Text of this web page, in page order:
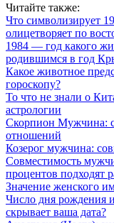
Читайте также:
Что символизирует
олицетворяет по
1984 — год какого
родившимся в год
Какое животное
гороскопу?
То что не знали о
астрологии
Скорпион Мужчина:
отношений
Козерог мужчина:
Совместимость
процентов подходят
Значение женского
Число дня рождения
скрывает ваша дата?